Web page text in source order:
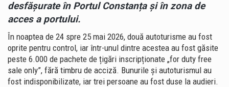
desfășurate în Portul Constanța și în zona de
acces a portului.
În noaptea de 24 spre 25 mai 2026, două autoturisme au fost
oprite pentru control, iar într-unul dintre acestea au fost găsite
peste 6.000 de pachete de țigări inscripționate „for duty free
sale only”, fără timbru de acciză. Bunurile și autoturismul au
fost indisponibilizate, iar trei persoane au fost duse la audieri.